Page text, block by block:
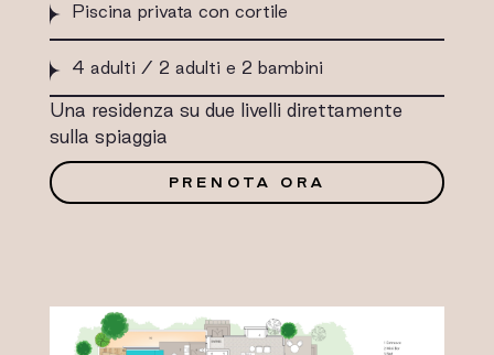
Piscina privata con cortile
4 adulti / 2 adulti e 2 bambini
Una residenza su due livelli direttamente
sulla spiaggia
PRENOTA ORA